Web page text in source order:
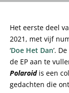
Het eerste deel
2021, met vijf
‘Doe Het Dan’.
de EP aan te
Polaroidis een
gedachten die